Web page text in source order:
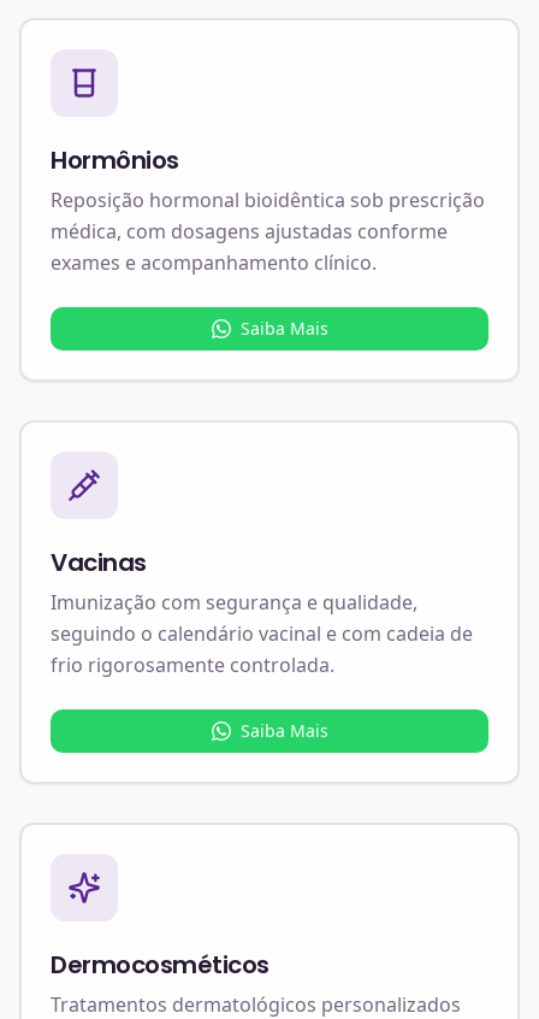
Hormônios
Reposição hormonal bioidêntica sob prescrição
médica, com dosagens ajustadas conforme
exames e acompanhamento clínico.
Saiba Mais
Vacinas
Imunização com segurança e qualidade,
seguindo o calendário vacinal e com cadeia de
frio rigorosamente controlada.
Saiba Mais
Dermocosméticos
Tratamentos dermatológicos personalizados